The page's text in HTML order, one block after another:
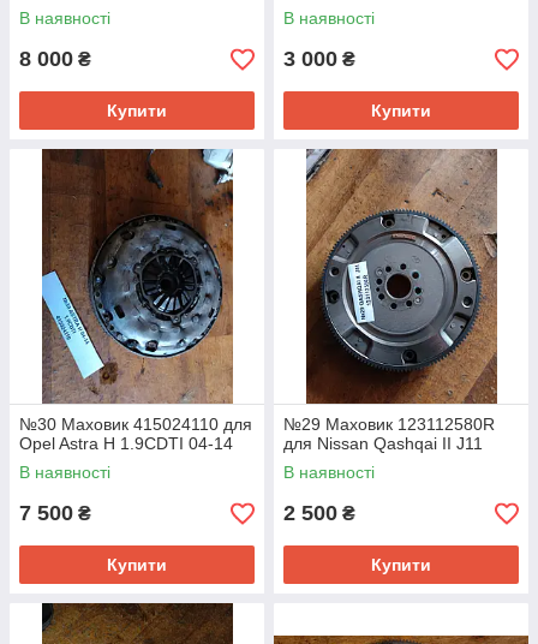
В наявності
8 000 ₴
Купити
В наявності
3 000 ₴
Купити
№30 Маховик 415024110 для
Opel Astra H 1.9CDTI 04-14
В наявності
7 500 ₴
Купити
№29 Маховик 123112580R
для Nissan Qashqai II J11
В наявності
2 500 ₴
Купити